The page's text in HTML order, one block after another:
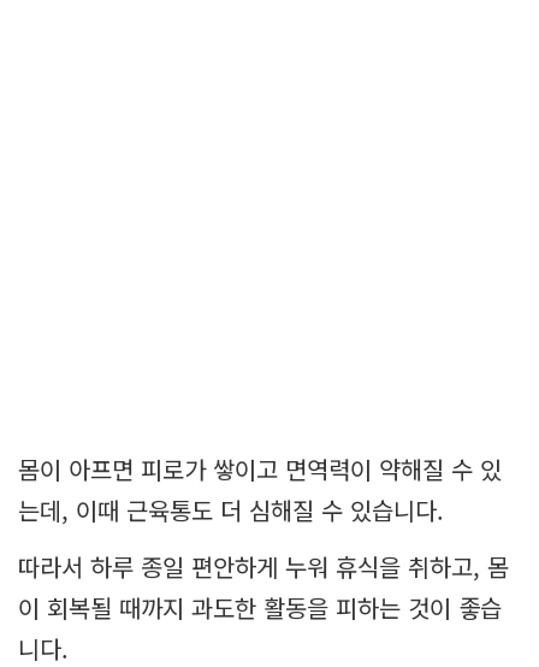
몸이 아프면 피로가 쌓이고 면역력이 약해질 수 있
는데, 이때 근육통도 더 심해질 수 있습니다.
따라서 하루 종일 편안하게 누워 휴식을 취하고, 몸
이 회복될 때까지 과도한 활동을 피하는 것이 좋습
니다.